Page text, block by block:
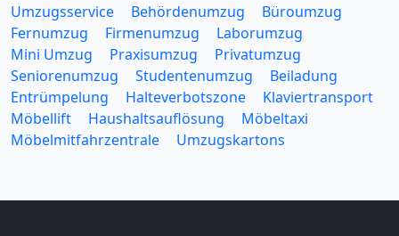
Umzugsservice Behördenumzug
Büroumzug
Fernumzug
Firmenumzug
Laborumzug
Mini Umzug
Praxisumzug
Privatumzug
Seniorenumzug
Studentenumzug
Beiladung
Entrümpelung
Halteverbotszone
Klaviertransport
Möbellift
Haushaltsauflösung
Möbeltaxi
Möbelmitfahrzentrale
Umzugskartons